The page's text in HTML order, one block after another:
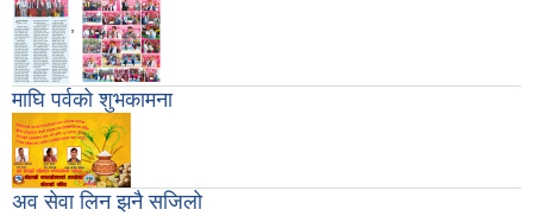
माघि पर्वको शुभकामना
अव सेवा लिन झनै सजिलो